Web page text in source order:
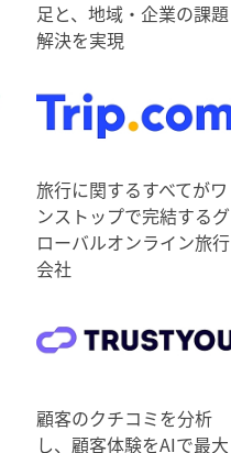
足と、地域・企業の課題
解決を実現
旅行に関するすべてがワ
ンストップで完結するグ
ローバルオンライン旅行
会社
顧客のクチコミを分析
し、顧客体験をAIで最大